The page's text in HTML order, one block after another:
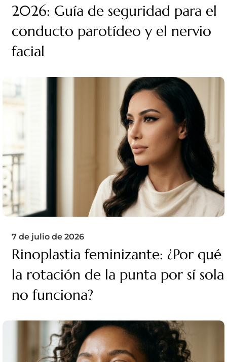
2026: Guía de seguridad para el
conducto parotídeo y el nervio
facial
7 de julio de 2026
Rinoplastia feminizante: ¿Por qué
la rotación de la punta por sí sola
no funciona?